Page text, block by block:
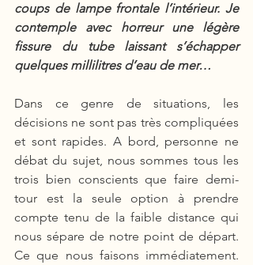
coups de lampe frontale l’intérieur. Je
contemple avec horreur une légère
fissure du tube laissant s’échapper
quelques millilitres d’eau de mer…
Dans ce genre de situations, les
décisions ne sont pas très compliquées
et sont rapides. A bord, personne ne
débat du sujet, nous sommes tous les
trois bien conscients que faire demi-
tour est la seule option à prendre
compte tenu de la faible distance qui
nous sépare de notre point de départ.
Ce que nous faisons immédiatement.